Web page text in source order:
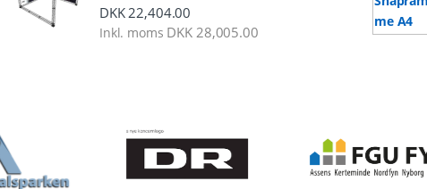
DKK22,404.00
Inkl. moms DKK 28,005.00